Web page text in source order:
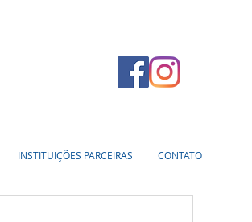
INSTITUIÇÕES PARCEIRAS CONTATO